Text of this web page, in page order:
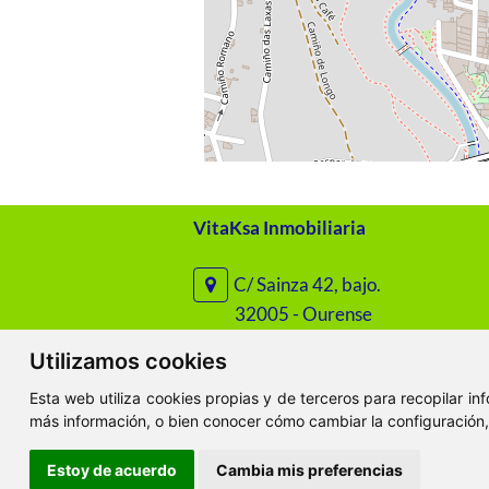
Utilizamos cookies
Esta web utiliza cookies propias y de terceros para recopilar
más información, o bien conocer cómo cambiar la
Estoy de acuerdo Cambia mis preferencias
VitaKsa Inmobiliaria
C/ Sainza 42, bajo.
32005 - Ourense
32003 - Ourense
ClickViviendas